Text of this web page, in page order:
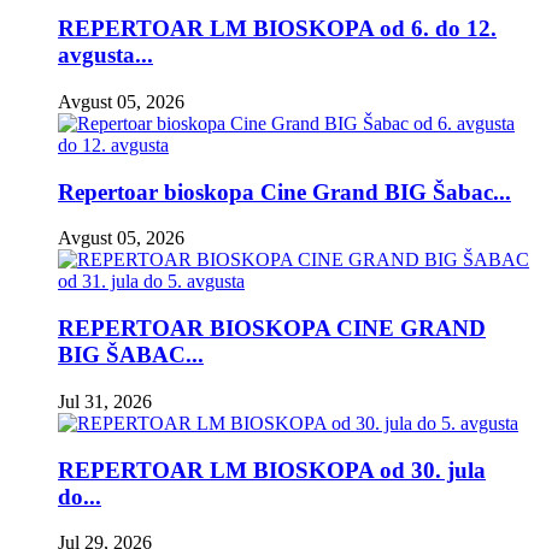
REPERTOAR LM BIOSKOPA od 6. do 12.
avgusta...
Avgust 05, 2026
Repertoar bioskopa Cine Grand BIG Šabac...
Avgust 05, 2026
REPERTOAR BIOSKOPA CINE GRAND
BIG ŠABAC...
Jul 31, 2026
REPERTOAR LM BIOSKOPA od 30. jula
do...
Jul 29, 2026